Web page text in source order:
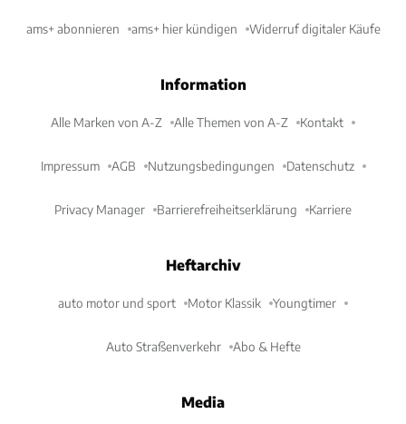
ams+ abonnieren ams+ hier kündigen Widerruf digitaler Käufe
Information
Alle Marken von A-Z Alle Themen von A-Z Kontakt
Impressum AGB Nutzungsbedingungen Datenschutz
Privacy Manager Barrierefreiheitserklärung Karriere
Heftarchiv
auto motor und sport Motor Klassik Youngtimer
Auto Straßenverkehr Abo & Hefte
Media